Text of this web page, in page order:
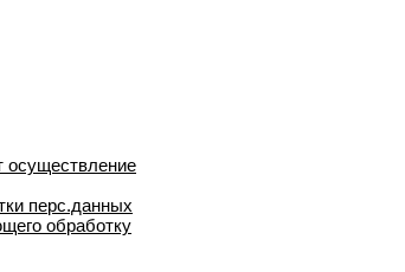
осуществление
перс.данных
обработку